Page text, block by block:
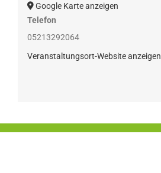
Google Karte anzeigen
Telefon
05213292064
Veranstaltungsort-Website anzeigen